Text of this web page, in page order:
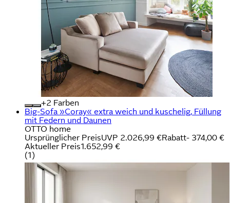
+
Farben
Big-Sofa »Coray« extra weich und kuschelig, Füllung
mit Federn und Daunen
OTTO home
Ursprünglicher PreisUVP 2.026,99 €Rabatt- 374,00 €
Aktueller Preis1.652,99 €
(1)